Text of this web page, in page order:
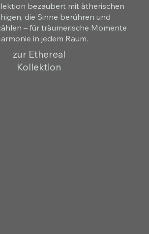
bezaubert mit ätherischen
die Sinne berühren und
– für träumerische Momente
in jedem Raum.
zur Ethereal
Kollektion